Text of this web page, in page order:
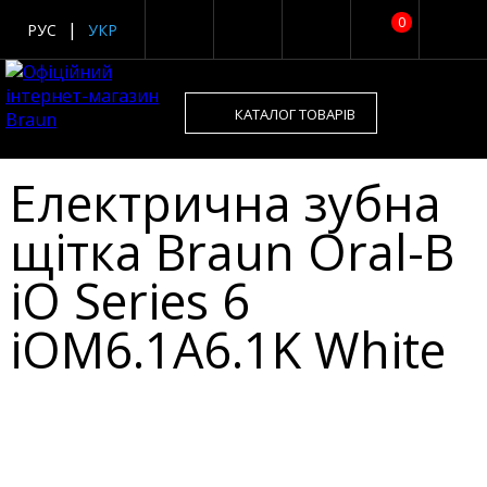
0
РУС УКР
КАТАЛОГ ТОВАРІВ
Електрична зубна
щітка Braun Oral-B
iO Series 6
iOM6.1A6.1K White